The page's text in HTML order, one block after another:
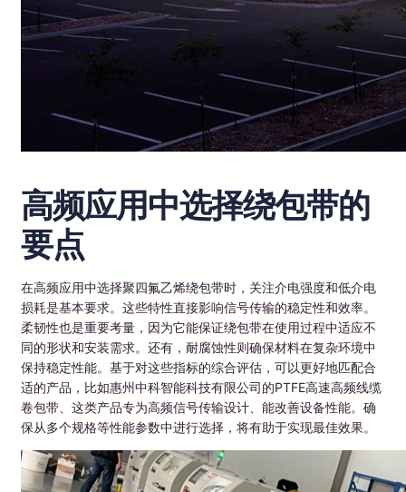
高频应用中选择绕包带的
要点
在高频应用中选择聚四氟乙烯绕包带时，关注介电强度和低介电
损耗是基本要求。这些特性直接影响信号传输的稳定性和效率。
柔韧性也是重要考量，因为它能保证绕包带在使用过程中适应不
同的形状和安装需求。还有，耐腐蚀性则确保材料在复杂环境中
保持稳定性能。基于对这些指标的综合评估，可以更好地匹配合
适的产品，比如惠州中科智能科技有限公司的PTFE高速高频线缆
卷包带、这类产品专为高频信号传输设计、能改善设备性能。确
保从多个规格等性能参数中进行选择，将有助于实现最佳效果。